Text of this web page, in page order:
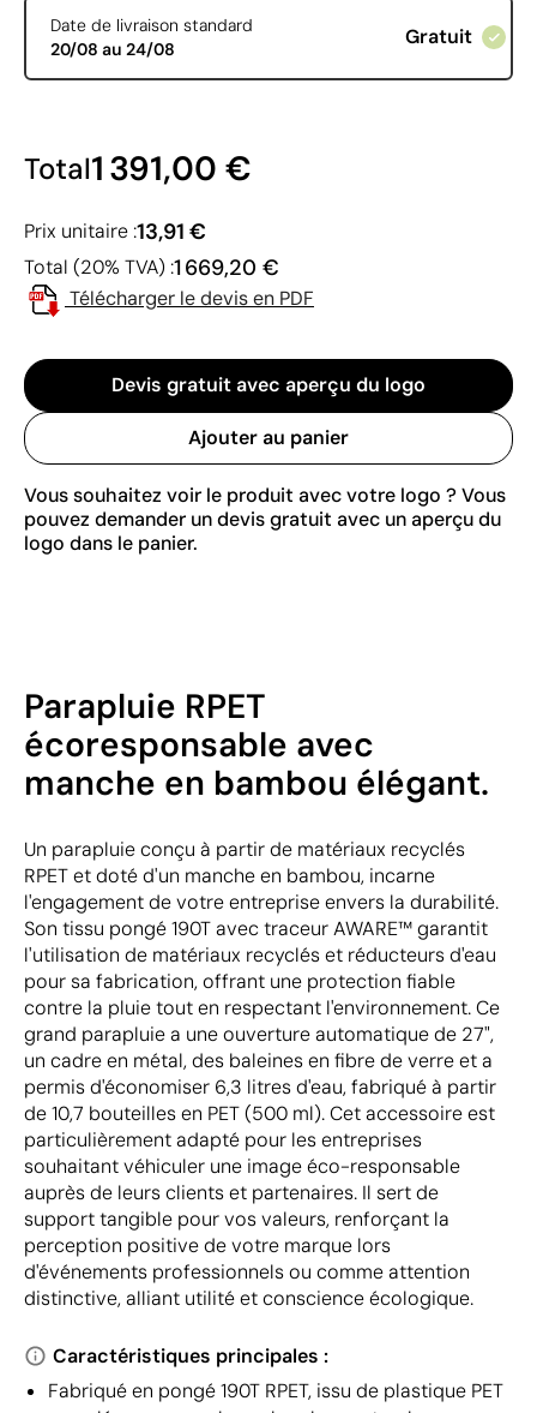
Date de livraison standard
20/08 au 24/08
Gratuit
Total1 391,00 €
Prix unitaire :13,91 €
Total (20% TVA) :1 669,20 €
Télécharger le devis en PDF
Devis gratuit avec aperçu du logo
Ajouter au panier
Vous souhaitez voir le produit avec votre logo ? Vous
pouvez demander un devis gratuit avec un aperçu du
logo dans le panier.
Parapluie RPET
écoresponsable avec
manche en bambou élégant.
Un parapluie conçu à partir de matériaux recyclés
RPET et doté d'un manche en bambou, incarne
l'engagement de votre entreprise envers la durabilité.
Son tissu pongé 190T avec traceur AWARE™ garantit
l'utilisation de matériaux recyclés et réducteurs d'eau
pour sa fabrication, offrant une protection fiable
contre la pluie tout en respectant l'environnement. Ce
grand parapluie a une ouverture automatique de 27",
un cadre en métal, des baleines en fibre de verre et a
permis d'économiser 6,3 litres d'eau, fabriqué à partir
de 10,7 bouteilles en PET (500 ml). Cet accessoire est
particulièrement adapté pour les entreprises
souhaitant véhiculer une image éco-responsable
auprès de leurs clients et partenaires. Il sert de
support tangible pour vos valeurs, renforçant la
perception positive de votre marque lors
d'événements professionnels ou comme attention
distinctive, alliant utilité et conscience écologique.
Caractéristiques principales :
Fabriqué en pongé 190T RPET, issu de plastique PET